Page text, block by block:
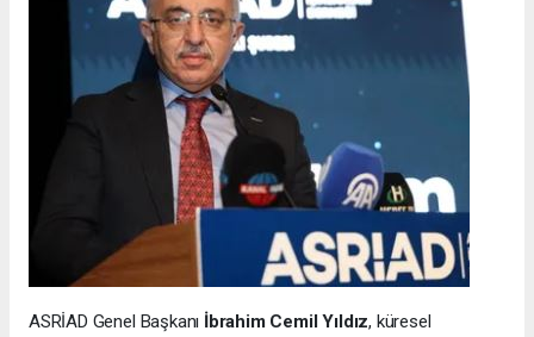
ASRİAD Genel Başkanı İbrahim Cemil Yıldız, küresel